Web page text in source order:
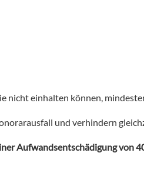
nicht einhalten können,
und verhindern
Aufwandsentschädigung von